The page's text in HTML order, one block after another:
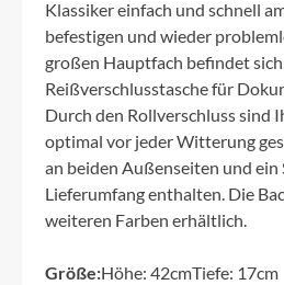
Klassiker einfach und schnell
befestigen und wieder
großen Hauptfach befindet
Reißverschlusstasche für
Durch den Rollverschluss sind
optimal vor jeder Witterung
an beiden Außenseiten und
Lieferumfang enthalten. Die
weiteren Farben erhältlich.
Größe:Höhe: 42cmTiefe: 17cm